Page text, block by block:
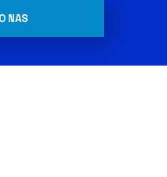
NAS